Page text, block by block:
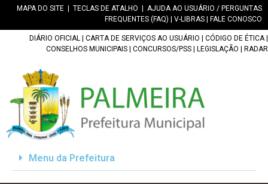
MAPA DO SITE TECLAS DE ATALHO
AJUDA AO USUÁRIO / PERGUNTAS
FREQUENTES (FAQ)
V-LIBRAS FALE CONOSCO
DIÁRIO OFICIAL CARTA DE SERVIÇOS AO USUÁRIO CÓDIGO DE ÉTICA|
CONSELHOS MUNICIPAIS
CONCURSOS/PSS LEGISLAÇÃO RADAR
Menu da Prefeitura